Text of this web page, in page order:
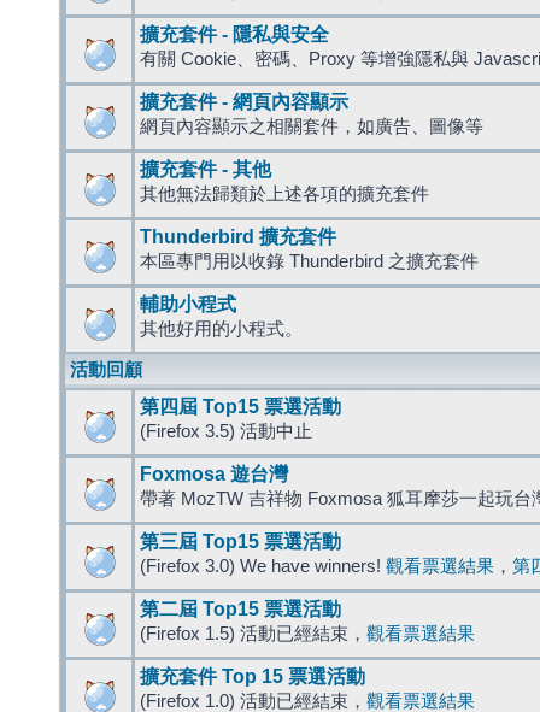
擴充套件 - 隱私與安全
有關 Cookie、密碼、Proxy 等增強隱私與
擴充套件 - 網頁內容顯示
網頁內容顯示之相關套件，如廣告、圖像等
擴充套件 - 其他
其他無法歸類於上述各項的擴充套件
Thunderbird 擴充套件
本區專門用以收錄 Thunderbird 之擴充套件
輔助小程式
其他好用的小程式。
活動回顧
第四屆 Top15 票選活動
(Firefox 3.5) 活動中止
Foxmosa 遊台灣
帶著 MozTW 吉祥物 Foxmosa 狐耳摩莎一起玩台
第三屆 Top15 票選活動
(Firefox 3.0) We have winners! 觀看票選結果 ， 第
第二屆 Top15 票選活動
(Firefox 1.5) 活動已經結束， 觀看票選結果
擴充套件 Top 15 票選活動
(Firefox 1.0) 活動已經結束， 觀看票選結果